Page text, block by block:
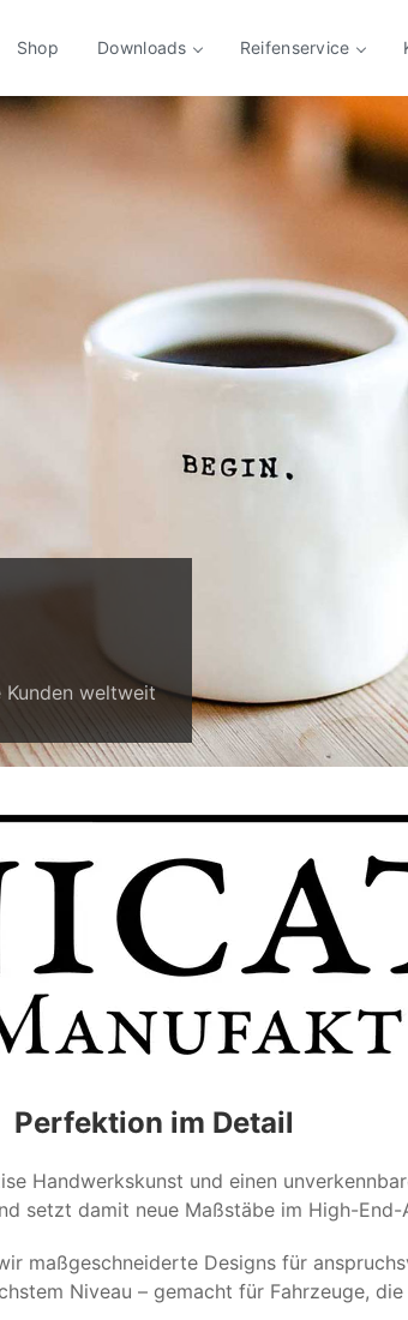
Shop Downloads Reifenservice
weltweit
Perfektion im Detail
Handwerkskunst und einen
setzt damit neue Maßstäbe im High-
maßgeschneiderte Designs für
Niveau – gemacht für Fahrzeuge,